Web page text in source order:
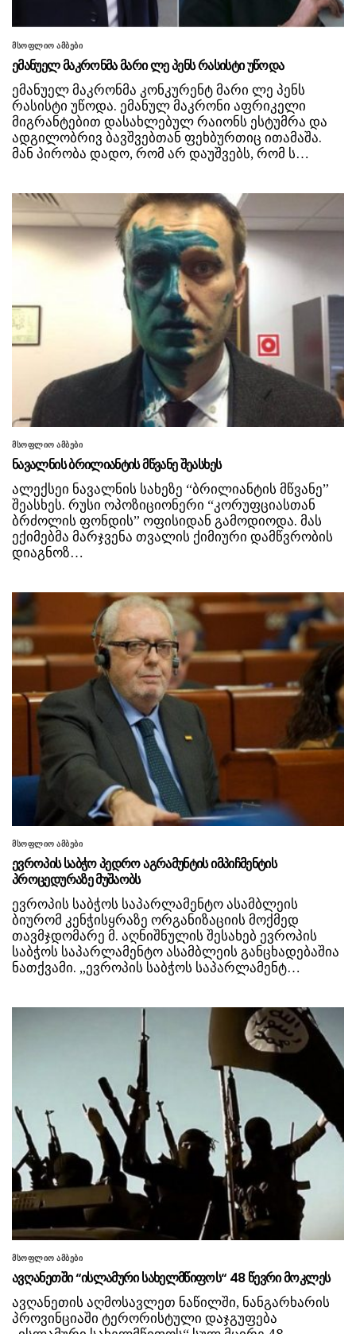
მსოფლიო ამბები
ემანუელ მაკრონმა მარი ლე პენს რასისტი უწოდა
ემანუელ მაკრონმა კონკურენტ მარი ლე პენს
რასისტი უწოდა. ემანულ მაკრონი აფრიკელი
მიგრანტებით დასახლებულ რაიონს ესტუმრა და
ადგილობრივ ბავშვებთან ფეხბურთიც ითამაშა.
მან პირობა დადო, რომ არ დაუშვებს, რომ ს…
მსოფლიო ამბები
ნავალნის ბრილიანტის მწვანე შეასხეს
ალექსეი ნავალნის სახეზე “ბრილიანტის მწვანე”
შეასხეს. რუსი ოპოზიციონერი “კორუფციასთან
ბრძოლის ფონდის” ოფისიდან გამოდიოდა. მას
ექიმებმა მარჯვენა თვალის ქიმიური დამწვრობის
დიაგნოზ…
მსოფლიო ამბები
ევროპის საბჭო პედრო აგრამუნტის იმპიჩმენტის
პროცედურაზე მუშაობს
ევროპის საბჭოს საპარლამენტო ასამბლეის
ბიურომ კენჭისყრაზე ორგანიზაციის მოქმედ
თავმჯდომარე მ. აღნიშნულის შესახებ ევროპის
საბჭოს საპარლამენტო ასამბლეის განცხადებაშია
ნათქვამი. „ევროპის საბჭოს საპარლამენტ…
მსოფლიო ამბები
ავღანეთში “ისლამური სახელმწიფოს“ 48 წევრი მოკლეს
ავღანეთის აღმოსავლეთ ნაწილში, ნანგარხარის
პროვინციაში ტერორისტული დაჯგუფება